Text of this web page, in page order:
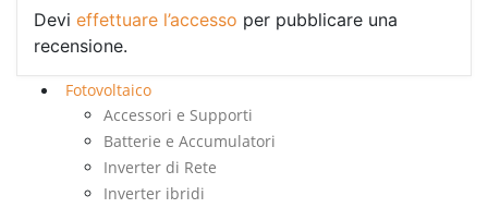
Devi effettuare l’accesso per pubblicare una
recensione.
Fotovoltaico
Accessori e Supporti
Batterie e Accumulatori
Inverter di Rete
Inverter ibridi